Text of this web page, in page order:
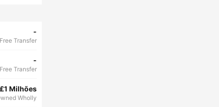
-
Free Transfer
-
Free Transfer
£1 Milhões
Wholly